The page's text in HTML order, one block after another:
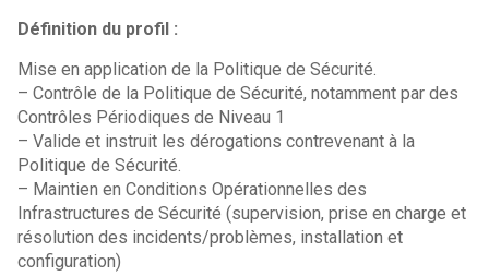
Définition du profil :
Mise en application de la Politique de Sécurité.
– Contrôle de la Politique de Sécurité, notamment par des
Contrôles Périodiques de Niveau 1
– Valide et instruit les dérogations contrevenant à la
Politique de Sécurité.
– Maintien en Conditions Opérationnelles des
Infrastructures de Sécurité (supervision, prise en charge et
résolution des incidents/problèmes, installation et
configuration)